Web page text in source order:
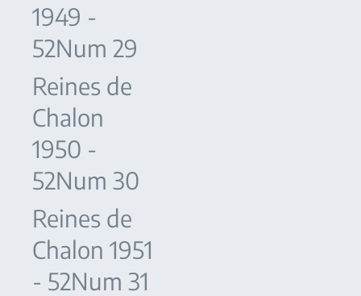
1949 -
52Num 29
Reines de
Chalon
1950 -
52Num 30
Reines de
Chalon 1951
- 52Num 31